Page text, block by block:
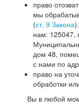
право
мы
(ст. 9 Закона
нам: 125047,
дом 48,
с нами по
право на
обработки
Вы в любой